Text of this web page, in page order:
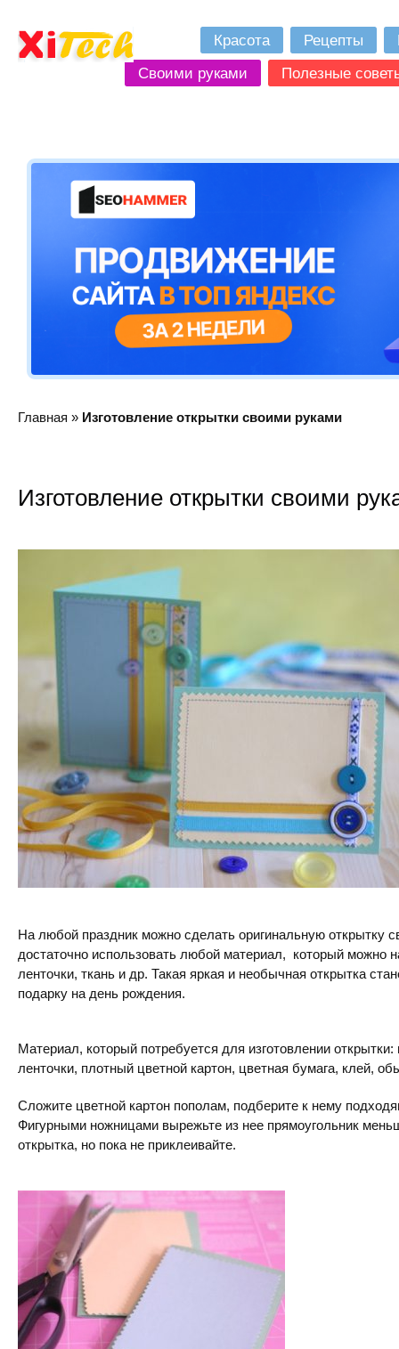
Красота Рецепты
Своими руками
Полезные
Главная » Изготовление открытки своими руками
Изготовление открытки своими
На любой праздник можно сделать оригинальную открытку
достаточно использовать любой материал, который можно
ленточки, ткань и др. Такая яркая и необычная открытка
подарку на день рождения.
Материал, который потребуется для изготовлении
ленточки, плотный цветной картон, цветная бумага, клей,
Сложите цветной картон пополам, подберите к нему
Фигурными ножницами вырежьте из нее прямоугольник
открытка, но пока не приклеивайте.